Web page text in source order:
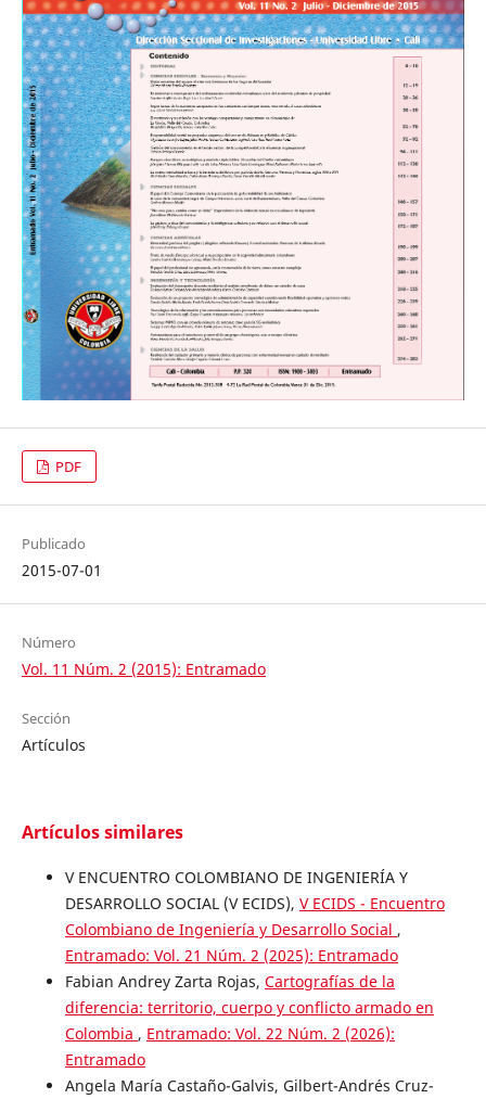
PDF
Publicado
2015-07-01
Número
Vol. 11 Núm. 2 (2015): Entramado
Sección
Artículos
Artículos similares
V ENCUENTRO COLOMBIANO DE INGENIERÍA Y
DESARROLLO SOCIAL (V ECIDS), V ECIDS - Encuentro
Colombiano de Ingeniería y Desarrollo Social ,
Entramado: Vol. 21 Núm. 2 (2025): Entramado
Fabian Andrey Zarta Rojas, Cartografías de la
diferencia: territorio, cuerpo y conflicto armado en
Colombia , Entramado: Vol. 22 Núm. 2 (2026):
Entramado
Angela María Castaño-Galvis, Gilbert-Andrés Cruz-